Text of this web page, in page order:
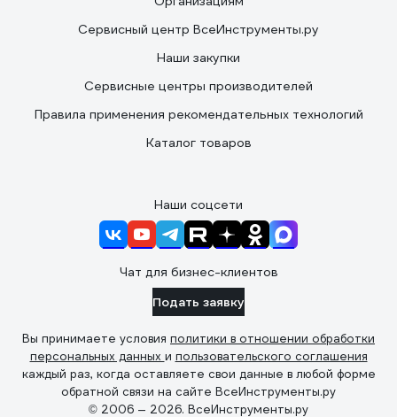
Сервисный центр ВсеИнструменты.ру
Наши закупки
Сервисные центры производителей
Правила применения рекомендательных технологий
Каталог товаров
Наши соцсети
Чат для бизнес-клиентов
Подать заявку
Вы принимаете условия политики в отношении обработки
персональных данных и пользовательского соглашения
каждый раз, когда оставляете свои данные в любой форме
обратной связи на сайте ВсеИнструменты.ру
© 2006 — 2026. ВсеИнструменты.ру